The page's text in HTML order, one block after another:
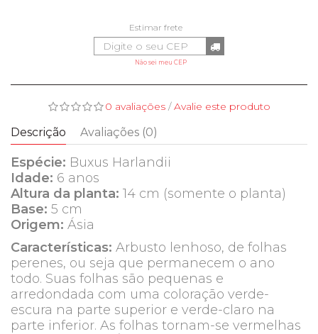
Não sei meu CEP
0 avaliações/Avalie este produto
Descrição Avaliações (0)
Espécie: Buxus Harlandii
Idade: 6 anos
Altura da planta: 14 cm (somente o planta)
Base: 5 cm
Origem: Ásia
Características: Arbusto lenhoso, de folhas
perenes, ou seja que permanecem o ano
todo. Suas folhas são pequenas e
arredondada com uma coloração verde-
escura na parte superior e verde-claro na
parte inferior. As folhas tornam-se vermelhas